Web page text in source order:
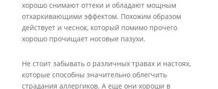
хорошо снимают оттеки и обладают мощным
отхаркивающими эффектом. Похожим образом
действует и чеснок, который помимо прочего
хорошо прочищает носовые пазухи.
Не стоит забывать о различных травах и настоях,
которые способны значительно облегчить
страдания аллергиков. А еще они хороши в